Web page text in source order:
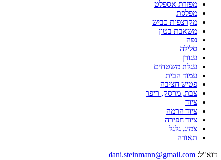
מפזרת אספלט
מפלסת
מקרצפות כביש
משאבת בטון
נפה
סלילה
עגורן
עגלת משטחים
עמוד הבית
פטיש חציבה
צבת, מרסק, ריפר
ציוד
ציוד הרמה
ציוד חפירה
צמיג, גלגל
תאורה
דוא"ל: dani.steinmann@gmail.com